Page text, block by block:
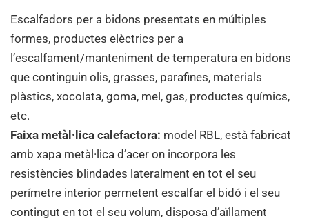
Escalfadors per a bidons presentats en múltiples
formes, productes elèctrics per a
l’escalfament/manteniment de temperatura en bidons
que continguin olis, grasses, parafines, materials
plàstics, xocolata, goma, mel, gas, productes químics,
etc.
Faixa metàl·lica calefactora: model RBL, està fabricat
amb xapa metàl·lica d’acer on incorpora les
resistències blindades lateralment en tot el seu
perímetre interior permetent escalfar el bidó i el seu
contingut en tot el seu volum, disposa d’aïllament